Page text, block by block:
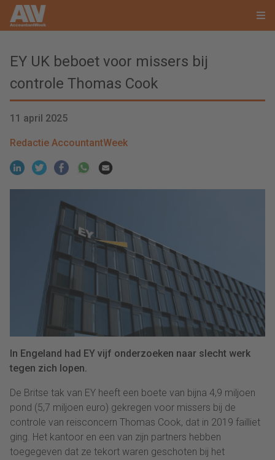
EY UK beboet voor missers bij
controle Thomas Cook
11 april 2025
Redactie AccountantWeek
In Engeland had EY vijf onderzoeken naar slecht werk
tegen zich lopen.
De Britse tak van EY heeft een boete van bijna 4,9 miljoen
pond (5,7 miljoen euro) gekregen voor missers bij de
controle van reisconcern Thomas Cook, dat in 2019 failliet
ging. Het kantoor en een van zijn partners hebben
toegegeven dat ze tekort waren geschoten bij het